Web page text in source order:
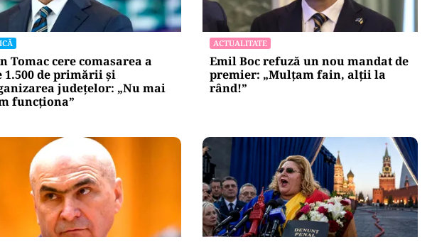
Tomac cere comasarea a
1.500 de primării și
județelor: „Nu mai
funcționa”
ACTUALITATE
Emil Boc refuză un nou mandat de
premier: „Mulțam fain, alții la
rând!”